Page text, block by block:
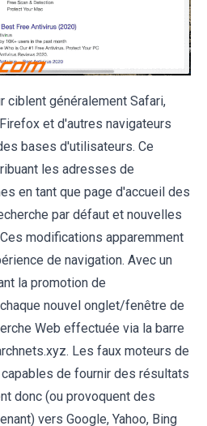
ciblent généralement Safari,
et d'autres navigateurs
bases d'utilisateurs. Ce
les adresses de
en tant que page d'accueil des
par défaut et nouvelles
modifications apparemment
de navigation. Avec un
la promotion de
nouvel onglet/fenêtre de
Web effectuée via la barre
Les faux moteurs de
de fournir des résultats
donc (ou provoquent des
vers Google, Yahoo, Bing